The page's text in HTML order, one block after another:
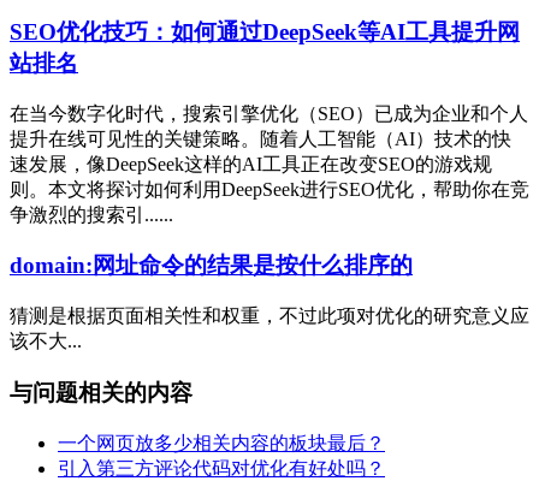
SEO优化技巧：如何通过DeepSeek等AI工具提升网
站排名
在当今数字化时代，搜索引擎优化（SEO）已成为企业和个人
提升在线可见性的关键策略。随着人工智能（AI）技术的快
速发展，像DeepSeek这样的AI工具正在改变SEO的游戏规
则。本文将探讨如何利用DeepSeek进行SEO优化，帮助你在竞
争激烈的搜索引......
domain:网址命令的结果是按什么排序的
猜测是根据页面相关性和权重，不过此项对优化的研究意义应
该不大...
与问题相关的内容
一个网页放多少相关内容的板块最后？
引入第三方评论代码对优化有好处吗？